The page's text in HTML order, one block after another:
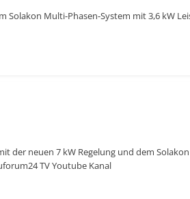
Multi-Phasen-System mit 3,6 kW
der neuen 7 kW Regelung und dem
TV Youtube Kanal